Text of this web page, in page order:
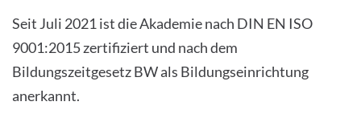
Seit Juli 2021 ist die Akademie nach DIN EN ISO
9001:2015 zertifiziert und nach dem
Bildungszeitgesetz BW als Bildungseinrichtung
anerkannt.